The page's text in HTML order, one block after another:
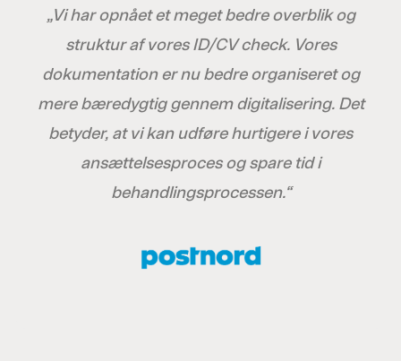
„Vi har opnået et meget bedre overblik og
struktur af vores ID/CV check. Vores
dokumentation er nu bedre organiseret og
mere bæredygtig gennem digitalisering. Det
betyder, at vi kan udføre hurtigere i vores
ansættelsesproces og spare tid i
behandlingsprocessen.“